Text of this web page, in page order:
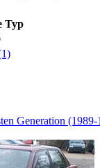
Typ
Generation